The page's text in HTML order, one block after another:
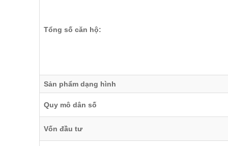
Tổng số căn hộ:
Sản phẩm dạng hình
Quy mô dân số
Vốn đầu tư